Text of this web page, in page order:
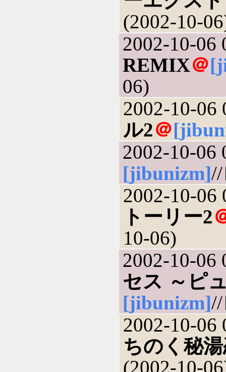
(2002-10-
2002-10-06
REMIX＠
06)
2002-10-06
ル2＠
2002-10-06
[jibunizm]
2002-10-06
トーリー2
10-06)
2002-10-06
セス ～ピ
[jibunizm]
2002-10-06
ちのく秘
(2002-10-